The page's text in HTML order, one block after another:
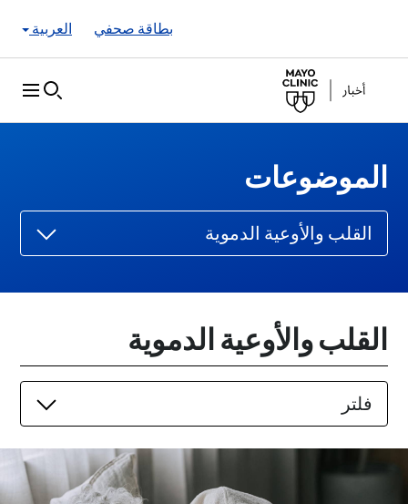
العربية
بطاقة صحفي
الموضوعات
القلب والأوعية الدموية
القلب والأوعية الدموية
فلتر